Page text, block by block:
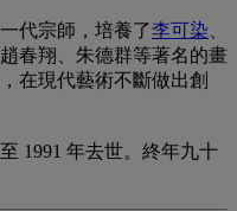
代宗師，培養了李可染
春翔、朱德群等著名的畫
在現代藝術不斷做出創
1991 年去世。終年九十